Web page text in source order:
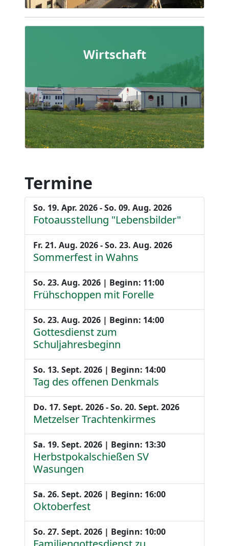
Wirtschaft
Termine
So. 19. Apr. 2026 - So. 09. Aug. 2026
Fotoausstellung "Lebensbilder"
Fr. 21. Aug. 2026 - So. 23. Aug. 2026
Sommerfest in Wahns
So. 23. Aug. 2026 | Beginn: 11:00
Frühschoppen mit Forelle
So. 23. Aug. 2026 | Beginn: 14:00
Gottesdienst zum
Schuljahresbeginn
So. 13. Sept. 2026 | Beginn: 14:00
Tag des offenen Denkmals
Do. 17. Sept. 2026 - So. 20. Sept. 2026
Metzelser Trachtenkirmes
Sa. 19. Sept. 2026 | Beginn: 13:30
Herbstpokalschießen SV
Wasungen
Sa. 26. Sept. 2026 | Beginn: 16:00
Oktoberfest
So. 27. Sept. 2026 | Beginn: 10:00